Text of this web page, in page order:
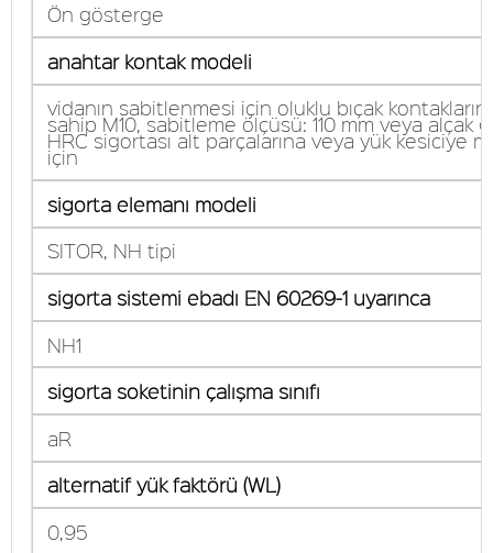
Ön gösterge
anahtar kontak modeli
vidanın sabitlenmesi için oluklu bıçak
sahip M10, sabitleme ölçüsü: 110 mm veya alçak
HRC sigortası alt parçalarına veya yük kesiciye
için
sigorta elemanı modeli
SITOR, NH tipi
sigorta sistemi ebadı EN 60269-1 uyarınca
NH1
sigorta soketinin çalışma sınıfı
aR
alternatif yük faktörü (WL)
0,95